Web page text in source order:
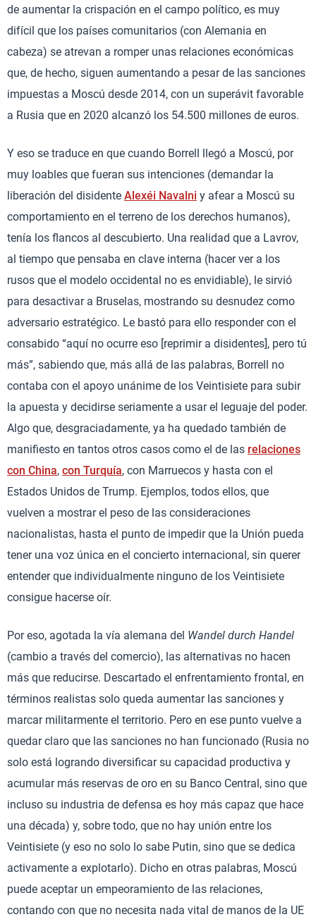
de aumentar la crispación en el campo político, es muy
difícil que los países comunitarios (con Alemania en
cabeza) se atrevan a romper unas relaciones económicas
que, de hecho, siguen aumentando a pesar de las sanciones
impuestas a Moscú desde 2014, con un superávit favorable
a Rusia que en 2020 alcanzó los 54.500 millones de euros.
Y eso se traduce en que cuando Borrell llegó a Moscú, por
muy loables que fueran sus intenciones (demandar la
liberación del disidente Alexéi Navalni y afear a Moscú su
comportamiento en el terreno de los derechos humanos),
tenía los flancos al descubierto. Una realidad que a Lavrov,
al tiempo que pensaba en clave interna (hacer ver a los
rusos que el modelo occidental no es envidiable), le sirvió
para desactivar a Bruselas, mostrando su desnudez como
adversario estratégico. Le bastó para ello responder con el
consabido “aquí no ocurre eso [reprimir a disidentes], pero tú
más”, sabiendo que, más allá de las palabras, Borrell no
contaba con el apoyo unánime de los Veintisiete para subir
la apuesta y decidirse seriamente a usar el leguaje del poder.
Algo que, desgraciadamente, ya ha quedado también de
manifiesto en tantos otros casos como el de las relaciones
con China, con Turquía, con Marruecos y hasta con el
Estados Unidos de Trump. Ejemplos, todos ellos, que
vuelven a mostrar el peso de las consideraciones
nacionalistas, hasta el punto de impedir que la Unión pueda
tener una voz única en el concierto internacional, sin querer
entender que individualmente ninguno de los Veintisiete
consigue hacerse oír.
Por eso, agotada la vía alemana del Wandel durch Handel
(cambio a través del comercio), las alternativas no hacen
más que reducirse. Descartado el enfrentamiento frontal, en
términos realistas solo queda aumentar las sanciones y
marcar militarmente el territorio. Pero en ese punto vuelve a
quedar claro que las sanciones no han funcionado (Rusia no
solo está logrando diversificar su capacidad productiva y
acumular más reservas de oro en su Banco Central, sino que
incluso su industria de defensa es hoy más capaz que hace
una década) y, sobre todo, que no hay unión entre los
Veintisiete (y eso no solo lo sabe Putin, sino que se dedica
activamente a explotarlo). Dicho en otras palabras, Moscú
puede aceptar un empeoramiento de las relaciones,
contando con que no necesita nada vital de manos de la UE